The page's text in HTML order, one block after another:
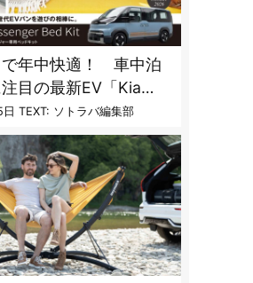
で年中快適！ 車中泊
目の最新EV「Kia
ベッドキット登場
TEXT: ソトラバ編集部